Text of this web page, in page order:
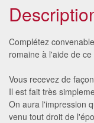
Complétez
romaine à l'aide de
Vous recevez de
Il est fait très
On aura l'impression
venu tout droit de